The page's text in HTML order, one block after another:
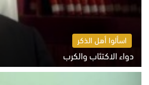
اسألوا أهل الذكر
دواء الاكتئاب والكرب
السبت 8 أغسطس 2026 10:54 ص